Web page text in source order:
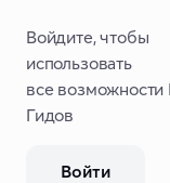
Войдите, чтобы
использовать
все возможности
Гидов
Войти